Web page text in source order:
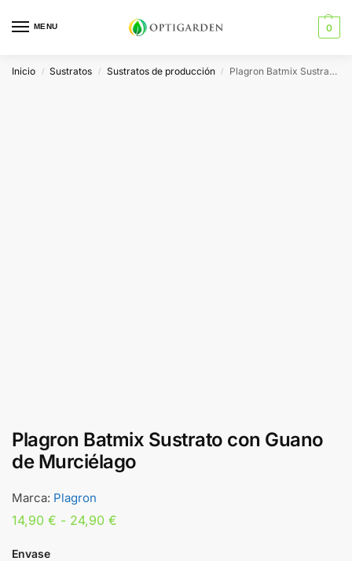
MENU 0
Inicio / Sustratos / Sustratos de producción / Plagron Batmix Sustrato con Guano de Murciélago
Plagron Batmix Sustrato con Guano
de Murciélago
Marca: Plagron
14,90 € - 24,90 €
Envase